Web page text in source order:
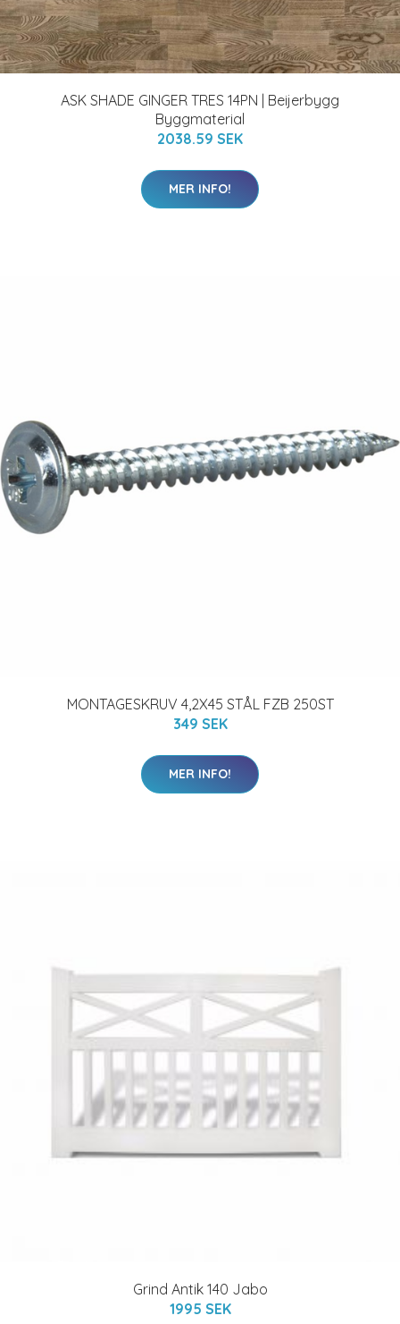
ASK SHADE GINGER TRES 14PN | Beijerbygg
Byggmaterial
2038.59 SEK
MER INFO!
MONTAGESKRUV 4,2X45 STÅL FZB 250ST
349 SEK
MER INFO!
Grind Antik 140 Jabo
1995 SEK